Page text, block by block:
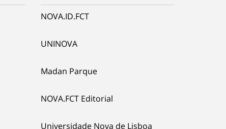
NOVA.ID.FCT
UNINOVA
Madan Parque
NOVA.FCT Editorial
Universidade Nova de Lisboa